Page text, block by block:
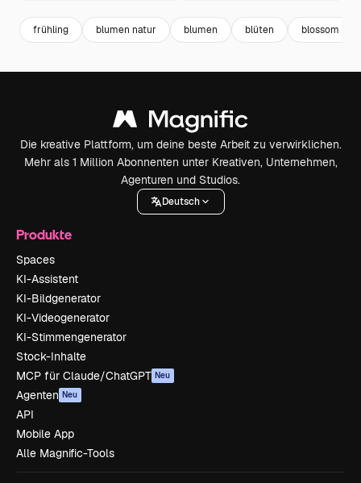
frühling blumen natur blumen blüten blossom
Die kreative Plattform, um deine beste Arbeit zu verwirklichen.
Mehr als 1 Million Abonnenten unter Kreativen, Unternehmen,
Agenturen und Studios.
Deutsch
Produkte
Spaces
KI-Assistent
KI-Bildgenerator
KI-Videogenerator
KI-Stimmengenerator
Stock-Inhalte
MCP für Claude/ChatGPT Neu
Agenten Neu
API
Mobile App
Alle Magnific-Tools